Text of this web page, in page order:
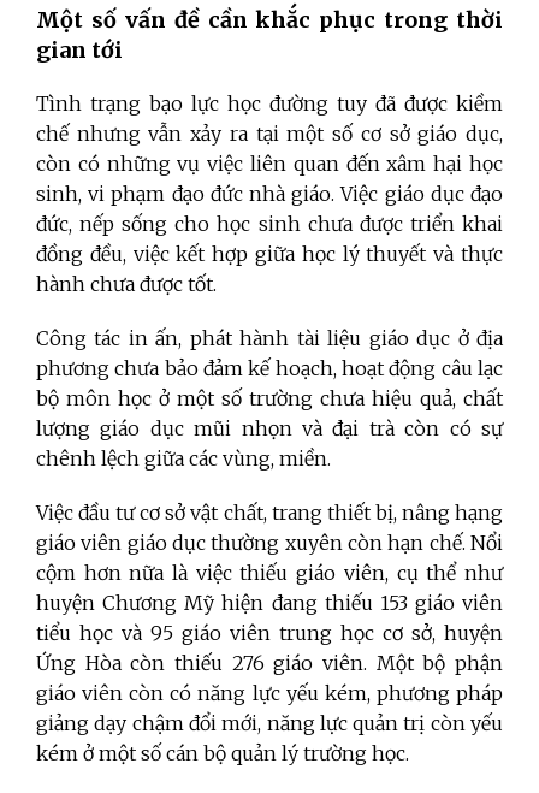
Một số vấn đề cần khắc phục trong thời
gian tới
Tình trạng bạo lực học đường tuy đã được kiềm
chế nhưng vẫn xảy ra tại một số cơ sở giáo dục,
còn có những vụ việc liên quan đến xâm hại học
sinh, vi phạm đạo đức nhà giáo. Việc giáo dục đạo
đức, nếp sống cho học sinh chưa được triển khai
đồng đều, việc kết hợp giữa học lý thuyết và thực
hành chưa được tốt.
Công tác in ấn, phát hành tài liệu giáo dục ở địa
phương chưa bảo đảm kế hoạch, hoạt động câu lạc
bộ môn học ở một số trường chưa hiệu quả, chất
lượng giáo dục mũi nhọn và đại trà còn có sự
chênh lệch giữa các vùng, miền.
Việc đầu tư cơ sở vật chất, trang thiết bị, nâng hạng
giáo viên giáo dục thường xuyên còn hạn chế. Nổi
cộm hơn nữa là việc thiếu giáo viên, cụ thể như
huyện Chương Mỹ hiện đang thiếu 153 giáo viên
tiểu học và 95 giáo viên trung học cơ sở, huyện
Ứng Hòa còn thiếu 276 giáo viên. Một bộ phận
giáo viên còn có năng lực yếu kém, phương pháp
giảng dạy chậm đổi mới, năng lực quản trị còn yếu
kém ở một số cán bộ quản lý trường học.